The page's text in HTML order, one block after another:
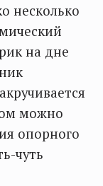
несколько
на дне
можно
опорного
чуть